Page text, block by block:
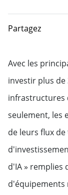
Partagez
Avec les
investir plus de
infrastructures
seulement, les
de leurs flux
d'IA » remplies
d'équipements